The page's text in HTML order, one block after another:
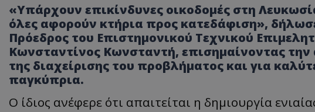
«Υπάρχουν επικίνδυνες οικοδομές στη
όλες αφορούν κτήρια προς κατεδάφιση»,
Πρόεδρος του Επιστημονικού Τεχνικού
Κωνσταντίνος Κωνσταντή, επισημαίνοντας την
της διαχείρισης του προβλήματος και για
παγκύπρια.
Ο ίδιος ανέφερε ότι απαιτείται η δημιουργία